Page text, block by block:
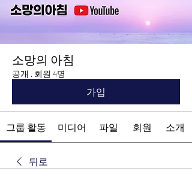
소망의 아침
공개 · 회원 4명
가입
그룹 활동 미디어 파일 회원 소개
뒤로